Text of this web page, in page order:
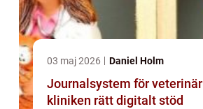
03 maj 2026 Daniel Holm
Journalsystem för veterinär så väljer
kliniken rätt digitalt stöd